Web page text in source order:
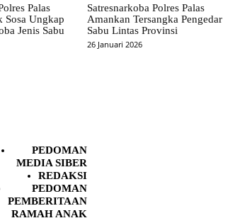
Palas
Sosa Ungkap
Jenis Sabu
Satresnarkoba Polres Palas
Amankan Tersangka Pengedar
Sabu Lintas Provinsi
26 Januari 2026
PEDOMAN
MEDIA SIBER
REDAKSI
PEDOMAN
PEMBERITAAN
RAMAH ANAK